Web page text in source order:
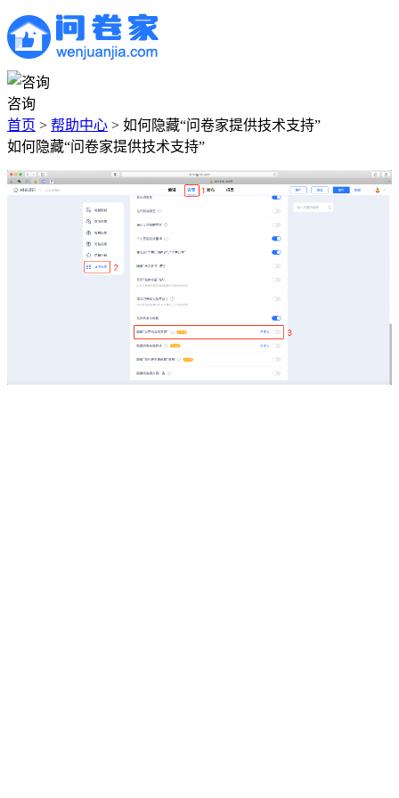
咨询
首页 > 帮助中心 > 如何隐藏“问卷家提供技术支持”
如何隐藏“问卷家提供技术支持”